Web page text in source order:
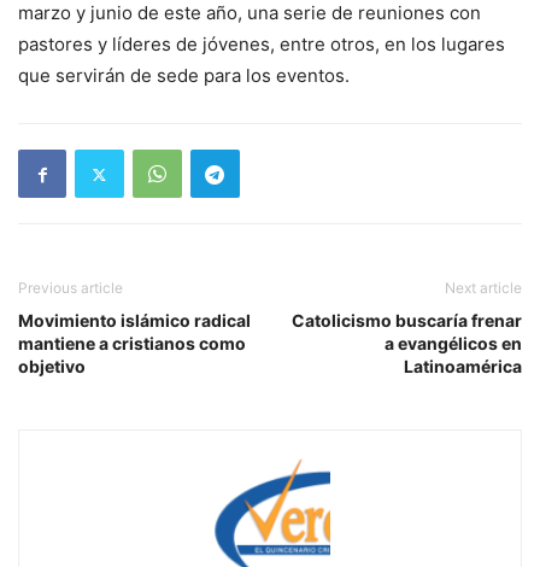
marzo y junio de este año, una serie de reuniones con
pastores y líderes de jóvenes, entre otros, en los lugares
que servirán de sede para los eventos.
Previous article
Movimiento islámico radical
mantiene a cristianos como
objetivo
Next article
Catolicismo buscaría frenar
a evangélicos en
Latinoamérica